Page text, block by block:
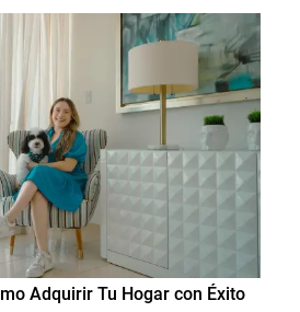
Adquirir Tu Hogar con Éxito